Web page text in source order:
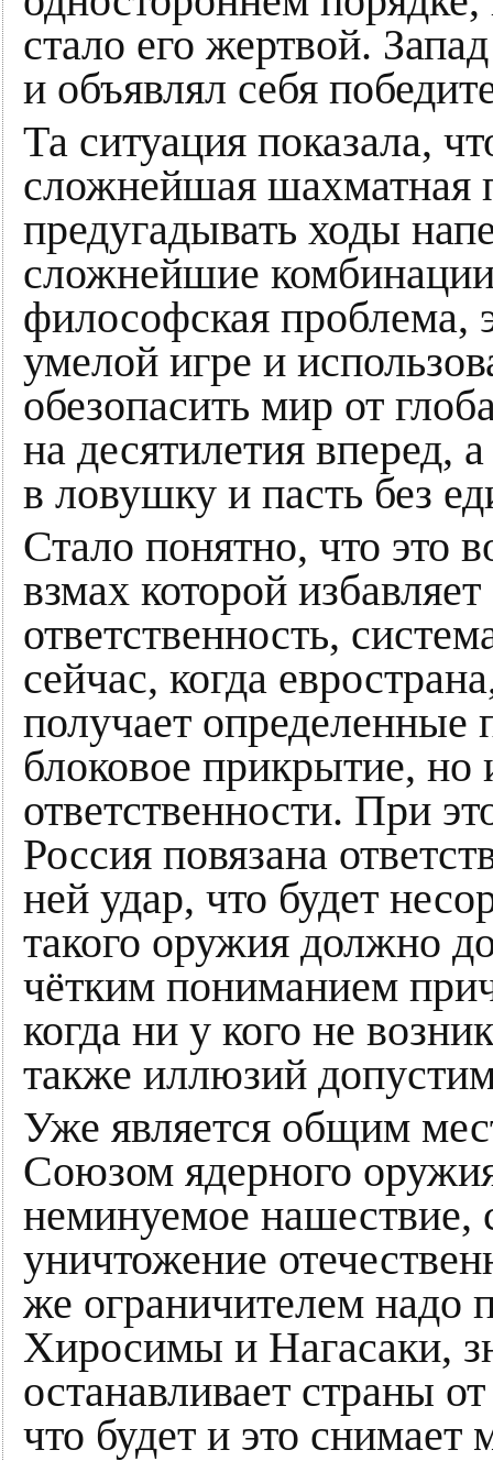
стало его жертвой.
и объявлял себя
Та ситуация показала,
сложнейшая шахматная
предугадывать ходы
сложнейшие
философская проблема,
умелой игре и
обезопасить мир от
на десятилетия вперед,
в ловушку и пасть без
Стало понятно, что это
взмах которой
ответственность,
сейчас, когда
получает
блоковое прикрытие, но
ответственности. При
Россия повязана
ней удар, что будет
такого оружия должно
чётким пониманием
когда ни у кого не
также иллюзий
Уже является общим
Союзом ядерного
неминуемое нашествие,
уничтожение
же ограничителем надо
Хиросимы и Нагасаки,
останавливает страны
что будет и это снимает